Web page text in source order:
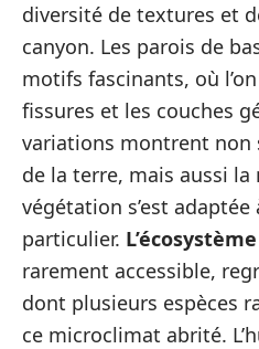
diversité de textures et
canyon. Les parois de
motifs fascinants, où
fissures et les couches
variations montrent non
de la terre, mais aussi
végétation s’est
particulier. L’écosystème
rarement accessible,
dont plusieurs espèces
ce microclimat abrité.